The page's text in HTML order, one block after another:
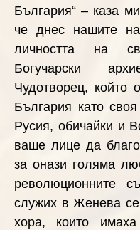
България“ – каза
че днес нашите
личността на
Богучарски
Чудотворец, който
България като
Русия, обичайки и
ваше лице да
за онази голяма
революционните
служих в Женева
хора, които